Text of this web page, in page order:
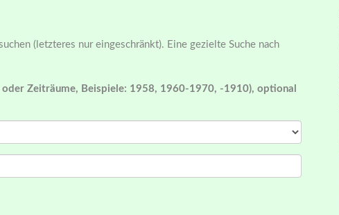
(letzteres nur eingeschränkt). Eine gezielte Suche nach
oder Zeiträume, Beispiele: 1958, 1960-1970, -1910), optional